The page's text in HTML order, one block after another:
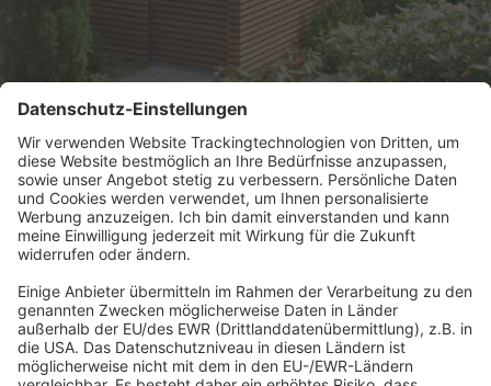
Nächster Beitrag
MOBILE FEUERSTELLEN